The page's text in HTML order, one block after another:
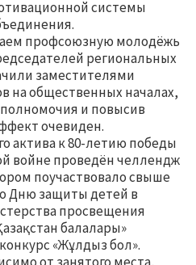
системы
профсоюзную молодёжь
региональных
заместителями
на общественных началах,
и повысив
очевиден.
актива к 80-летию победы
войне проведён челлендж
поучаствовало свыше
Дню защиты детей в
просвещения
балалары»
«Жұлдыз бол».